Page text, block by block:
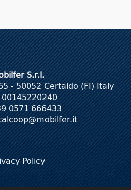
S.r.l.
- 50052 Certaldo (FI) Italy
00145220240
0571 666433
Policy